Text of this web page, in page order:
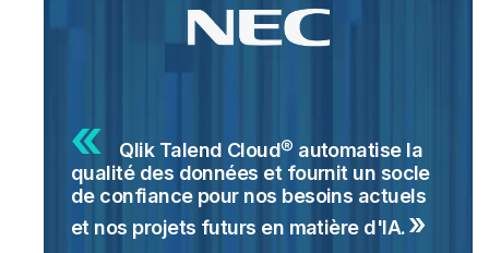
Qlik Talend Cloud® automatise la
qualité des données et fournit un socle
de confiance pour nos besoins actuels
et nos projets futurs en matière d'IA.